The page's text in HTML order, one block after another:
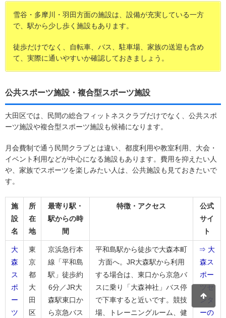
雪谷・多摩川・羽田方面の施設は、設備が充実している一方
で、駅から少し歩く施設もあります。
徒歩だけでなく、自転車、バス、駐車場、家族の送迎も含め
て、実際に通いやすいか確認しておきましょう。
公共スポーツ施設・複合型スポーツ施設
大田区では、民間の総合フィットネスクラブだけでなく、公共スポ
ーツ施設や複合型スポーツ施設も候補になります。
月会費制で通う民間クラブとは違い、都度利用や教室利用、大会・
イベント利用などが中心になる施設もあります。費用を抑えたい人
や、家族でスポーツを楽しみたい人は、公共施設も見ておきたいで
す。
施
設
名
所
在
地
最寄り駅・
駅からの時
間
特徴・アクセス
公式
サイ
ト
大
森
ス
ポ
ー
ツ
東
京
都
大
田
区
京浜急行本
線「平和島
駅」徒歩約
6分／JR大
森駅東口か
ら京急バス
平和島駅から徒歩で大森本町
方面へ。JR大森駅から利用
する場合は、東口から京急バ
スに乗り「大森神社」バス停
で下車すると近いです。競技
場、トレーニングルーム、健
⇒ 大
森ス
ポー
ツセ
ンタ
ーの